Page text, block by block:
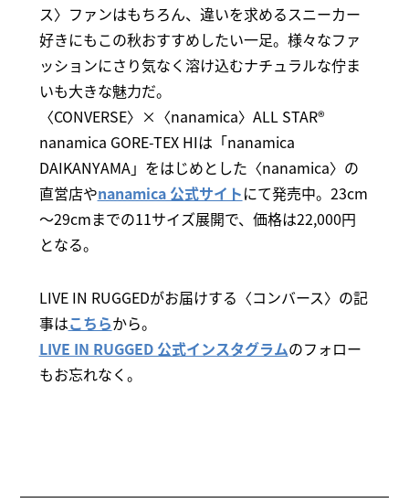
ス〉ファンはもちろん、違いを求めるスニーカー
好きにもこの秋おすすめしたい一足。様々なファ
ッションにさり気なく溶け込むナチュラルな佇ま
いも大きな魅力だ。
〈CONVERSE〉×〈nanamica〉ALL STAR®
nanamica GORE-TEX HIは「nanamica
DAIKANYAMA」をはじめとした〈nanamica〉の
直営店やnanamica 公式サイトにて発売中。23cm
～29cmまでの11サイズ展開で、価格は22,000円
となる。
LIVE IN RUGGEDがお届けする〈コンバース〉の記
事はこちらから。
LIVE IN RUGGED 公式インスタグラムのフォロー
もお忘れなく。